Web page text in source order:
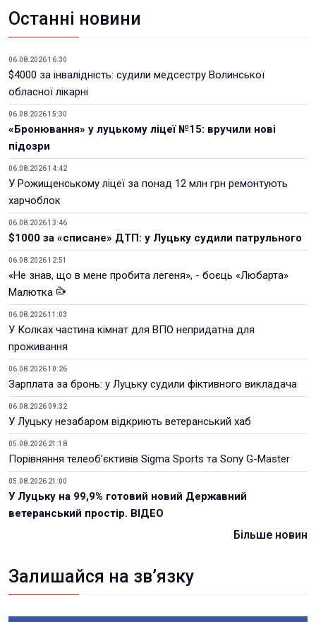
Останні новини
06.08.2026 16:30
$4000 за інвалідність: судили медсестру Волинської
обласної лікарні
06.08.2026 15:30
«Бронювання» у луцькому ліцеї №15: вручили нові
підозри
06.08.2026 14:42
У Рожищенському ліцеї за понад 12 млн грн ремонтують
харчоблок
06.08.2026 13:46
$1000 за «списане» ДТП: у Луцьку судили патрульного
06.08.2026 12:51
«Не знав, що в мене пробита легеня», - боєць «Любарта»
Малютка
06.08.2026 11:03
У Колках частина кімнат для ВПО непридатна для
проживання
06.08.2026 10:26
Зарплата за бронь: у Луцьку судили фіктивного викладача
06.08.2026 09:32
У Луцьку незабаром відкриють ветеранський хаб
05.08.2026 21:18
Порівняння телеоб'єктивів Sigma Sports та Sony G-Master
05.08.2026 21:00
У Луцьку на 99,9% готовий новий Державний
ветеранський простір. ВІДЕО
Більше новин
Залишайся на зв’язку